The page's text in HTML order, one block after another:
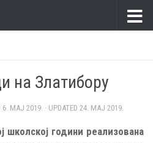
на Златибору
6. МАЈ 2019. · UPDATED 24. МАЈ 2019.
школској години реализована